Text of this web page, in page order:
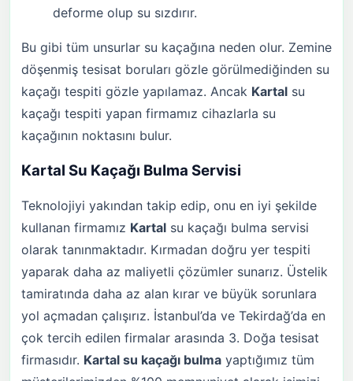
deforme olup su sızdırır.
Bu gibi tüm unsurlar su kaçağına neden olur. Zemine
döşenmiş tesisat boruları gözle görülmediğinden su
kaçağı tespiti gözle yapılamaz. Ancak Kartal su
kaçağı tespiti yapan firmamız cihazlarla su
kaçağının noktasını bulur.
Kartal Su Kaçağı Bulma Servisi
Teknolojiyi yakından takip edip, onu en iyi şekilde
kullanan firmamız Kartal su kaçağı bulma servisi
olarak tanınmaktadır. Kırmadan doğru yer tespiti
yaparak daha az maliyetli çözümler sunarız. Üstelik
tamiratında daha az alan kırar ve büyük sorunlara
yol açmadan çalışırız. İstanbul’da ve Tekirdağ’da en
çok tercih edilen firmalar arasında 3. Doğa tesisat
firmasıdır. Kartal su kaçağı bulma yaptığımız tüm